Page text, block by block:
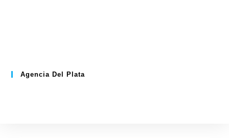
Agencia Del Plata